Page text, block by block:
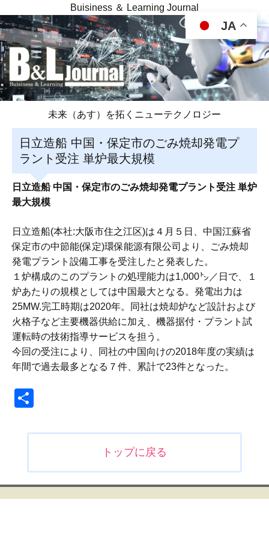
Buisiness ＆ Learning Journal
未来（あす）を拓くニューテクノロジー
日立造船 中国・保定市のごみ焼却発電プ
ラント受注 単炉最大規模
日立造船 中国・保定市のごみ焼却発電プラント受注 単炉
最大規模
日立造船(本社:大阪市住之江区)は４月５日、中国江蘇省
保定市の中節能(保定)環保能源有限公司より、ごみ焼却
発電プラント設備工事を受注したと発表した。
１炉構成のこのプラントの処理能力は1,000㌧／日で、１
炉あたりの規模としては中国最大となる。発電出力は
25MW.完工時期は2020年。同社は焼却炉など設計および
火格子など主要機器供給に加え、機器据付・プラント試
運転時の技術指導サービスを担う。
今回の受注により、同社の中国向けの2018年度の実績は
年間で過去最多となる７件、累計で23件となった。
ビ
ゲ
トップに戻る
JA